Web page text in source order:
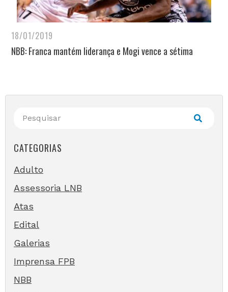
18/01/2019
NBB: Franca mantém liderança e Mogi vence a sétima
CATEGORIAS
Adulto
Assessoria LNB
Atas
Edital
Galerias
Imprensa FPB
NBB